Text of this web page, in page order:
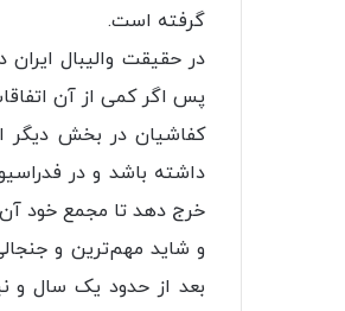
گرفته است.
در حقیقت والیبال
پس اگر کمی از آن
کفاشیان در بخش دیگر
داشته باشد و در
خرج دهد تا مجمع خود
و شاید مهم‌ترین و
بعد از حدود یک سال و